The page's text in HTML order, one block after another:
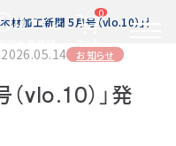
ログイン
0
はこちらから 2D/3D
イメージ
木材加工新聞 5月号（vlo.10）」発行
お知らせ
vlo.10）」発